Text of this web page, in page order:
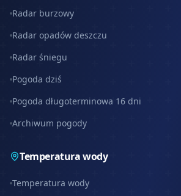
Radar burzowy
Radar opadów deszczu
Radar śniegu
Pogoda dziś
Pogoda długoterminowa 16 dni
Archiwum pogody
Temperatura wody
Temperatura wody